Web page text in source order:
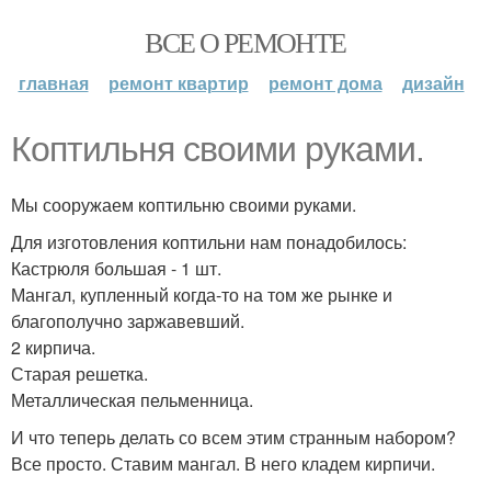
ВСЕ О РЕМОНТЕ
главная ремонт квартир ремонт дома дизайн
Коптильня своими руками.
Мы сооружаем коптильню своими руками.
Для изготовления коптильни нам понадобилось:
Кастрюля большая - 1 шт.
Мангал, купленный когда-то на том же рынке и
благополучно заржавевший.
2 кирпича.
Старая решетка.
Металлическая пельменница.
И что теперь делать со всем этим странным набором?
Все просто. Ставим мангал. В него кладем кирпичи.